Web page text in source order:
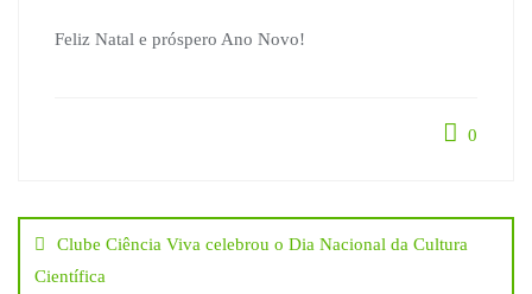
Feliz Natal e próspero Ano Novo!
0
Navegação
de
Clube Ciência Viva celebrou o Dia Nacional da Cultura
Científica